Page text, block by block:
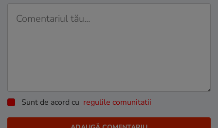
Sunt de acord cu regulile comunitatii